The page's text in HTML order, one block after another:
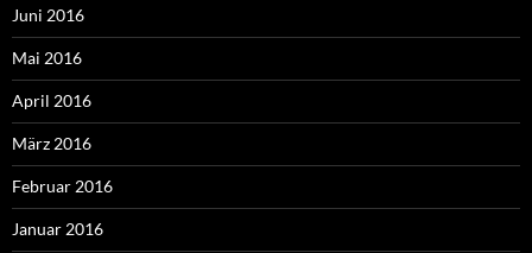
Juni 2016
Mai 2016
April 2016
März 2016
Februar 2016
Januar 2016